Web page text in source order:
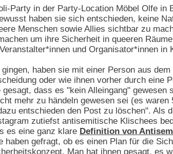
Party in der Party-Location Möbel Olfe
haben sie sich entschieden, keine
Menschen sowie Allies sichtbar zu
um ihre Sicherheit in queeren
und Organisator*innen in
haben sie mit einer Person aus
oder wie ihnen vorher durch eine
dass es "kein Alleingang"
mehr zu händeln gewesen sei (es
entschieden den Post zu löschen".
zutiefst antisemitische Klischees
es eine ganz klare Definition von
haben gefragt, ob es einen Plan für die
Man hat ihnen gesagt, es